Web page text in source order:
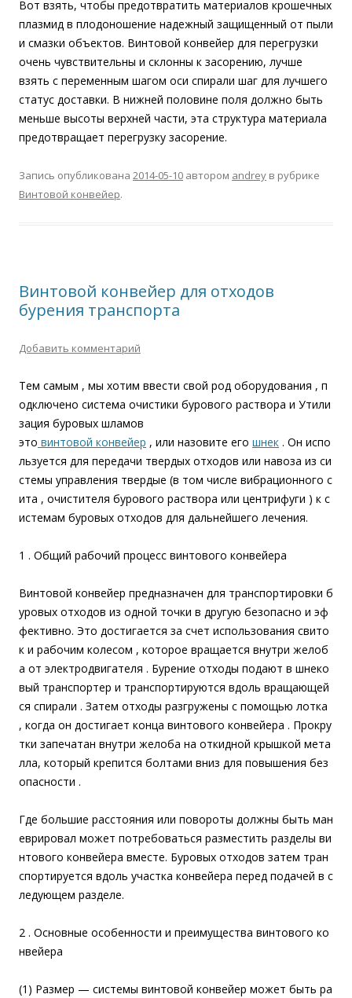
Вот взять, чтобы предотвратить материалов крошечных
плазмид в плодоношение надежный защищенный от пыли
и смазки объектов. Винтовой конвейер для перегрузки
очень чувствительны и склонны к засорению, лучше
взять с переменным шагом оси спирали шаг для лучшего
статус доставки. В нижней половине поля должно быть
меньше высоты верхней части, эта структура материала
предотвращает перегрузку засорение.
Запись опубликована 2014-05-10 автором andrey в рубрике
Винтовой конвейер.
Винтовой конвейер для отходов
бурения транспорта
Добавить комментарий
Тем самым , мы хотим ввести свой род оборудования , п
одключено система очистики бурового раствора и Утили
зация буровых шламов
это винтовой конвейер , или назовите его шнек . Он испо
льзуется для передачи твердых отходов или навоза из си
стемы управления твердые (в том числе вибрационного с
ита , очистителя бурового раствора или центрифуги ) к с
истемам буровых отходов для дальнейшего лечения.
1 . Общий рабочий процесс винтового конвейера
Винтовой конвейер предназначен для транспортировки б
уровых отходов из одной точки в другую безопасно и эф
фективно. Это достигается за счет использования свито
к и рабочим колесом , которое вращается внутри желоб
а от электродвигателя . Бурение отходы подают в шнеко
вый транспортер и транспортируются вдоль вращающей
ся спирали . Затем отходы разгружены с помощью лотка
, когда он достигает конца винтового конвейера . Прокру
тки запечатан внутри желоба на откидной крышкой мета
лла, который крепится болтами вниз для повышения без
опасности .
Где большие расстояния или повороты должны быть ман
еврировал может потребоваться разместить разделы ви
нтового конвейера вместе. Буровых отходов затем тран
спортируется вдоль участка конвейера перед подачей в с
ледующем разделе.
2 . Основные особенности и преимущества винтового ко
нвейера
(1) Размер — системы винтовой конвейер может быть ра